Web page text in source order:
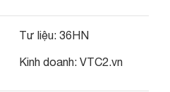
Tư liệu: 36HN
Kinh doanh: VTC2.vn